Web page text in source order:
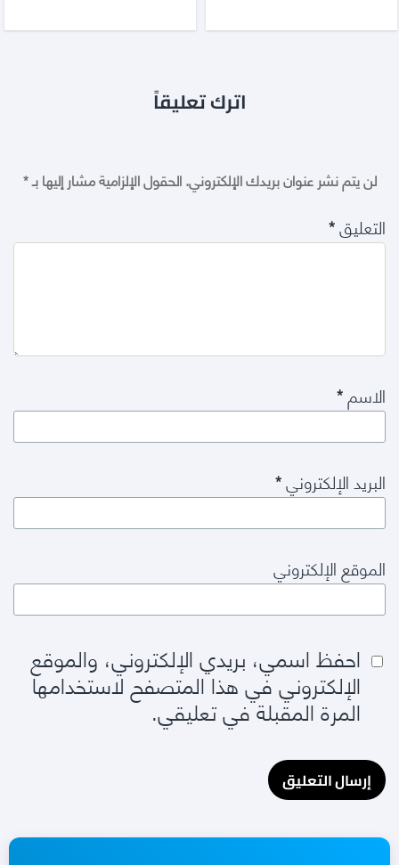
اترك تعليقاً
لن يتم نشر عنوان بريدك الإلكتروني.الحقول الإلزامية مشار إليها بـ*
التعليق*
الاسم*
البريد الإلكتروني*
الموقع الإلكتروني
احفظ اسمي، بريدي الإلكتروني، والموقع
الإلكتروني في هذا المتصفح لاستخدامها
المرة المقبلة في تعليقي.